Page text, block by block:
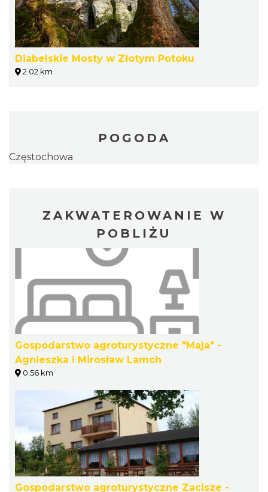
Diabelskie Mosty w Złotym Potoku
2.02 km
POGODA
Częstochowa
ZAKWATEROWANIE W
POBLIŻU
Gospodarstwo agroturystyczne "Maja" -
Agnieszka i Mirosław Lamch
0.56 km
Gospodarstwo agroturystyczne Zacisze -